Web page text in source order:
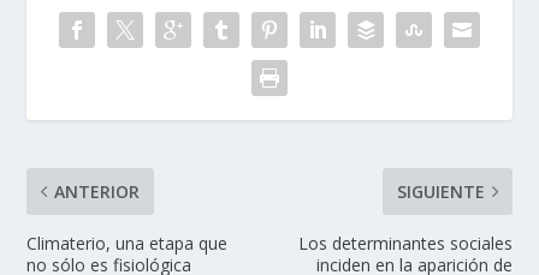
ANTERIOR
Climaterio, una etapa que
no sólo es fisiológica
SIGUIENTE
Los determinantes sociales
inciden en la aparición de